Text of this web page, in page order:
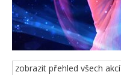
zobrazit přehled všech akcí